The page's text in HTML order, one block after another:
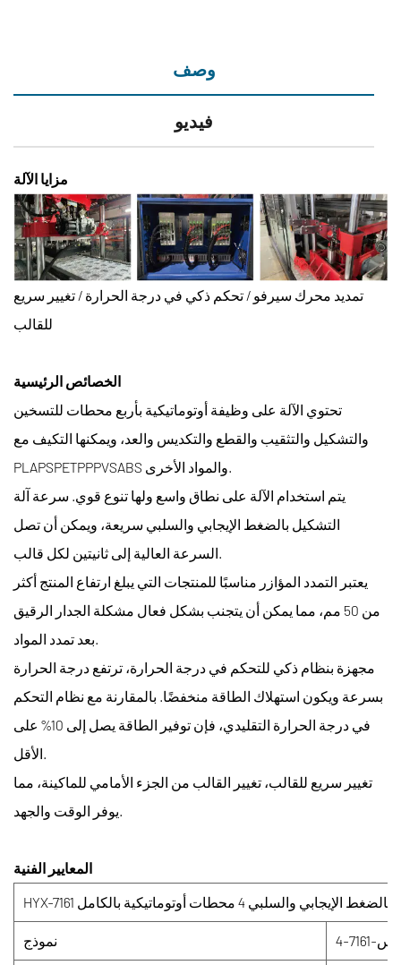
وصف
فيديو
مزايا الآلة
تمديد محرك سيرفو / تحكم ذكي في درجة الحرارة / تغيير سريع
للقالب
الخصائص الرئيسية
تحتوي الآلة على وظيفة أوتوماتيكية بأربع محطات للتسخين
والتشكيل والتثقيب والقطع والتكديس والعد، ويمكنها التكيف مع
PLAPSPETPPPVSABS والمواد الأخرى.
يتم استخدام الآلة على نطاق واسع ولها تنوع قوي. سرعة آلة
التشكيل بالضغط الإيجابي والسلبي سريعة، ويمكن أن تصل
السرعة العالية إلى ثانيتين لكل قالب.
يعتبر التمدد المؤازر مناسبًا للمنتجات التي يبلغ ارتفاع المنتج أكثر
من 50 مم، مما يمكن أن يتجنب بشكل فعال مشكلة الجدار الرقيق
بعد تمدد المواد.
مجهزة بنظام ذكي للتحكم في درجة الحرارة، ترتفع درجة الحرارة
بسرعة ويكون استهلاك الطاقة منخفضًا. بالمقارنة مع نظام التحكم
في درجة الحرارة التقليدي، فإن توفير الطاقة يصل إلى 10% على
الأقل.
تغيير سريع للقالب، تغيير القالب من الجزء الأمامي للماكينة، مما
يوفر الوقت والجهد.
المعايير الفنية
نموذج 7161-4